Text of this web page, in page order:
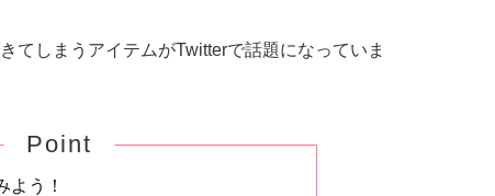
てしまうアイテムがTwitterで話題になっていま
Point
よう！